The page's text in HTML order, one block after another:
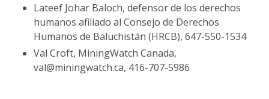
Lateef Johar Baloch, defensor de los derechos
humanos afiliado al Consejo de Derechos
Humanos de Baluchistán (HRCB), 647-550-1534
Val Croft, MiningWatch Canada,
val@miningwatch.ca, 416-707-5986